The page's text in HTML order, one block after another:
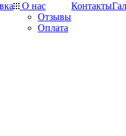
О нас
Отзывы
Оплата
Контакты